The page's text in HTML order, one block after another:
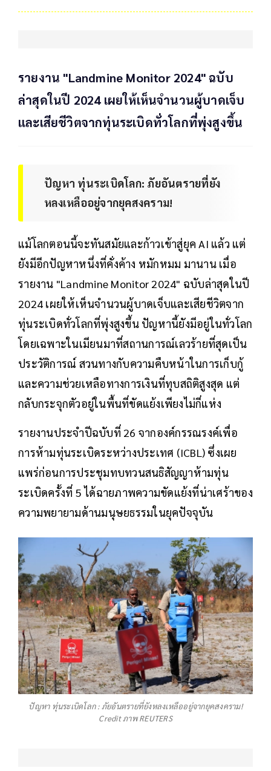
รายงาน "Landmine Monitor 2024" ฉบับ
ล่าสุดในปี 2024 เผยให้เห็นจำนวนผู้บาดเจ็บ
และเสียชีวิตจากทุ่นระเบิดทั่วโลกที่พุ่งสูงขึ้น
ปัญหา ทุ่นระเบิดโลก: ภัยอันตรายที่ยัง
หลงเหลืออยู่จากยุคสงคราม!
แม้โลกตอนนี้จะทันสมัยและก้าวเข้าสู่ยุค AI แล้ว แต่
ยังมีอีกปัญหาหนึ่งที่คั่งค้าง หมักหมม มานาน เมื่อ
รายงาน "Landmine Monitor 2024" ฉบับล่าสุดในปี
2024 เผยให้เห็นจำนวนผู้บาดเจ็บและเสียชีวิตจาก
ทุ่นระเบิดทั่วโลกที่พุ่งสูงขึ้น ปัญหานี้ยังมีอยู่ในทั่วโลก
โดยเฉพาะในเมียนมาที่สถานการณ์เลวร้ายที่สุดเป็น
ประวัติการณ์ สวนทางกับความคืบหน้าในการเก็บกู้
และความช่วยเหลือทางการเงินที่ทุบสถิติสูงสุด แต่
กลับกระจุกตัวอยู่ในพื้นที่ขัดแย้งเพียงไม่กี่แห่ง
รายงานประจำปีฉบับที่ 26 จากองค์กรรณรงค์เพื่อ
การห้ามทุ่นระเบิดระหว่างประเทศ (ICBL) ซึ่งเผย
แพร่ก่อนการประชุมทบทวนสนธิสัญญาห้ามทุ่น
ระเบิดครั้งที่ 5 ได้ฉายภาพความขัดแย้งที่น่าเศร้าของ
ความพยายามด้านมนุษยธรรมในยุคปัจจุบัน
ปัญหา ทุ่นระเบิดโลก : ภัยอันตรายที่ยังหลงเหลืออยู่จากยุคสงคราม!
Credit ภาพ REUTERS